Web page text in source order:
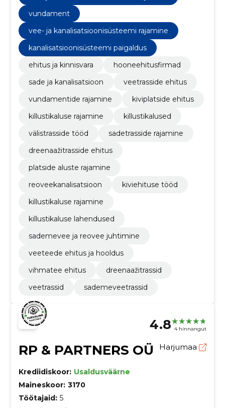
vundament
vee- ja kanalisatsioonisüsteemi rajamine
kanalisatsioonisüsteemi paigaldus
ehitus ja kinnisvara
hooneehitusfirmad
sade ja kanalisatsioon
veetrasside ehitus
vundamentide rajamine
kiviplatside ehitus
killustikaluse rajamine
killustikalused
välistrasside tööd
sadetrasside rajamine
dreenaažitrasside ehitus
platside aluste rajamine
reoveekanalisatsioon
kiviehituse tööd
killustikaluse rajamine
killustikaluse lahendused
sademevee ja reovee juhtimine
veeteede ehitus ja hooldus
vihmatee ehitus
dreenaažitrassid
veetrassid
sademeveetrassid
4.8 4 hinnangut
RP & PARTNERS OÜ Harjumaa
Krediidiskoor: Usaldusväärne
Maineskoor: 3170
Töötajaid: 5